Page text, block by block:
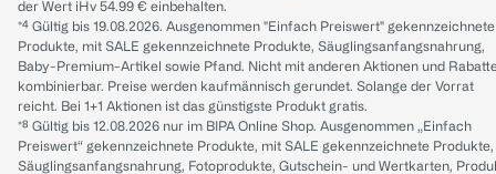
der Wert iHv 54.99 € einbehalten.
*⁴ Gültig bis 19.08.2026. Ausgenommen "Einfach Preiswert" gekennzeichnete
Produkte, mit SALE gekennzeichnete Produkte, Säuglingsanfangsnahrung,
Baby-Premium-Artikel sowie Pfand. Nicht mit anderen Aktionen und
kombinierbar. Preise werden kaufmännisch gerundet. Solange der Vorrat
reicht. Bei 1+1 Aktionen ist das günstigste Produkt gratis.
*⁸ Gültig bis 12.08.2026 nur im BIPA Online Shop. Ausgenommen „Einfach
Preiswert“ gekennzeichnete Produkte, mit SALE gekennzeichnete Produkte,
Säuglingsanfangsnahrung, Fotoprodukte, Gutschein- und Wertkarten,